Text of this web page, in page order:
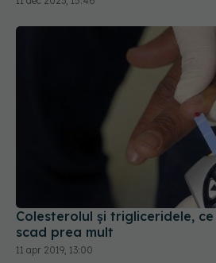
Colesterolul și trigliceridele,
scad prea mult
11 apr 2019, 13:00